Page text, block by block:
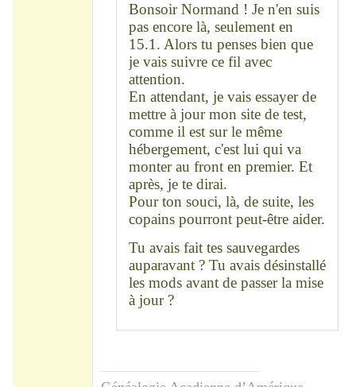
Bonsoir Normand ! Je n'en suis
pas encore là, seulement en
15.1. Alors tu penses bien que
je vais suivre ce fil avec
attention.
En attendant, je vais essayer de
mettre à jour mon site de test,
comme il est sur le même
hébergement, c'est lui qui va
monter au front en premier. Et
après, je te dirai.
Pour ton souci, là, de suite, les
copains pourront peut-être aider.
Tu avais fait tes sauvegardes
auparavant ? Tu avais désinstallé
les mods avant de passer la mise
à jour ?